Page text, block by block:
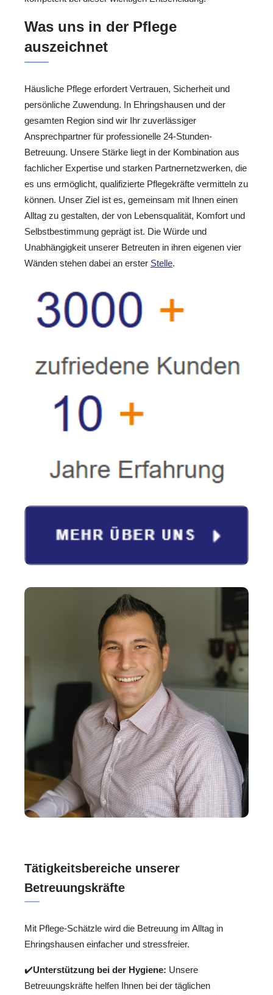
Was uns in der Pflege
auszeichnet
Häusliche Pflege erfordert Vertrauen, Sicherheit und
persönliche Zuwendung. In Ehringshausen und der
gesamten Region sind wir Ihr zuverlässiger
Ansprechpartner für professionelle 24-Stunden-
Betreuung. Unsere Stärke liegt in der Kombination aus
fachlicher Expertise und starken Partnernetzwerken, die
es uns ermöglicht, qualifizierte Pflegekräfte vermitteln zu
können. Unser Ziel ist es, gemeinsam mit Ihnen einen
Alltag zu gestalten, der von Lebensqualität, Komfort und
Selbstbestimmung geprägt ist. Die Würde und
Unabhängigkeit unserer Betreuten in ihren eigenen vier
Wänden stehen dabei an erster Stelle.
Tätigkeitsbereiche unserer
Betreuungskräfte
Mit Pflege-Schätzle wird die Betreuung im Alltag in
Ehringshausen einfacher und stressfreier.
✔️Unterstützung bei der Hygiene: Unsere
Betreuungskräfte helfen Ihnen bei der täglichen